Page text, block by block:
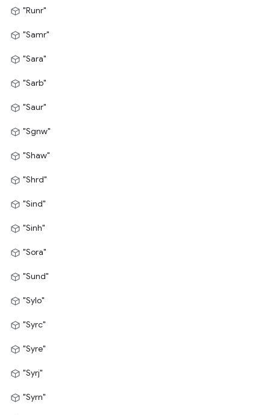
"Runr"
"Samr"
"Sara"
"Sarb"
"Saur"
"Sgnw"
"Shaw"
"Shrd"
"Sind"
"Sinh"
"Sora"
"Sund"
"Sylo"
"Syrc"
"Syre"
"Syrj"
"Syrn"